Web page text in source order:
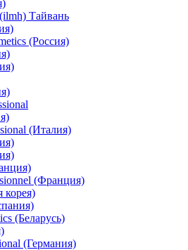
Тайвань
(Россия)
(Италия)
(Франция)
(Беларусь)
(Германия)